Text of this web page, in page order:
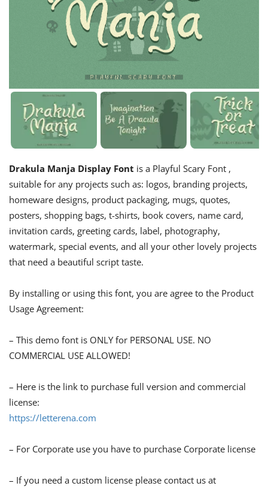
Drakula Manja Display Font is a Playful Scary Font ,
suitable for any projects such as: logos, branding projects,
homeware designs, product packaging, mugs, quotes,
posters, shopping bags, t-shirts, book covers, name card,
invitation cards, greeting cards, label, photography,
watermark, special events, and all your other lovely projects
that need a beautiful script taste.
By installing or using this font, you are agree to the Product
Usage Agreement:
– This demo font is ONLY for PERSONAL USE. NO
COMMERCIAL USE ALLOWED!
– Here is the link to purchase full version and commercial
license:
https://letterena.com
– For Corporate use you have to purchase Corporate license
– If you need a custom license please contact us at